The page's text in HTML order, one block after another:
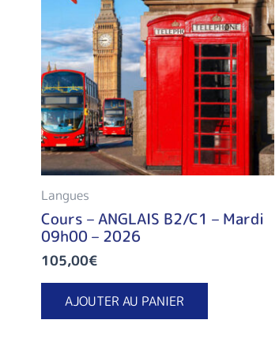
Langues
Cours – ANGLAIS B2/C1 – Mardi
09h00 – 2026
105,00€
AJOUTER AU PANIER